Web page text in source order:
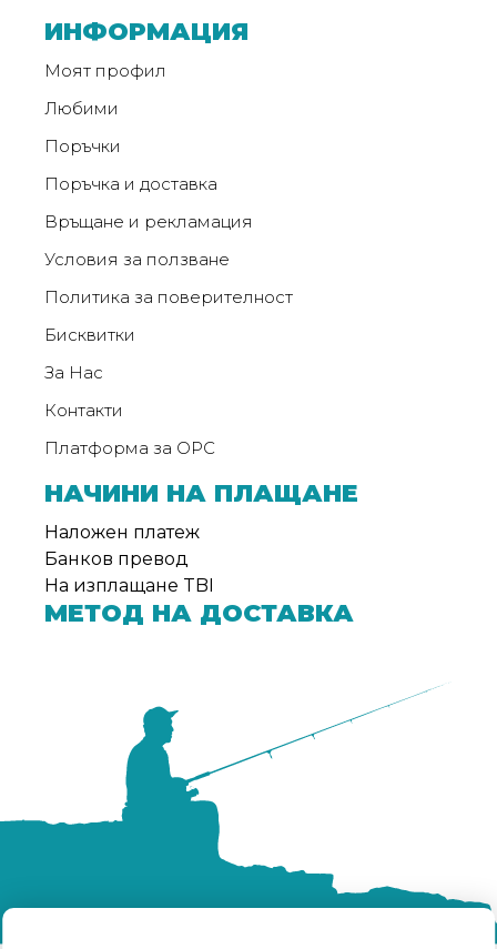
ИНФОРМАЦИЯ
Моят профил
Любими
Поръчки
Поръчка и доставка
Връщане и рекламация
Условия за ползване
Политика за поверителност
Бисквитки
За Нас
Контакти
Платформа за ОРС
НАЧИНИ НА ПЛАЩАНЕ
Наложен платеж
Банков превод
На изплащане TBI
МЕТОД НА ДОСТАВКА